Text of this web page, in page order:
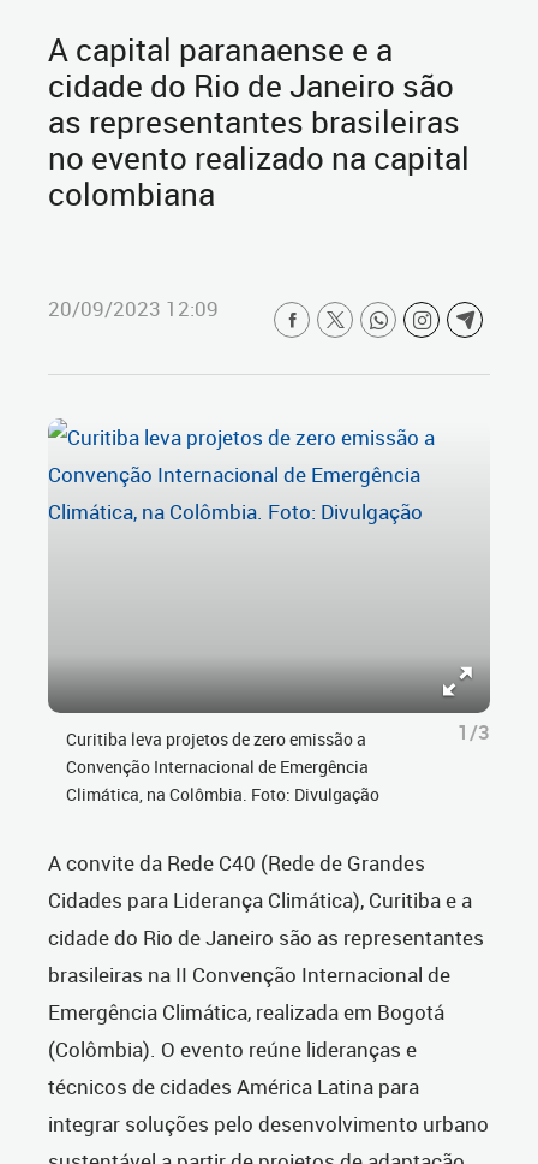
A capital paranaense e a
cidade do Rio de Janeiro são
as representantes brasileiras
no evento realizado na capital
colombiana
20/09/2023 12:09
Curitiba leva projetos de zero emissão a
Convenção Internacional de Emergência
Climática, na Colômbia. Foto: Divulgação
1/3
A convite da Rede C40 (Rede de Grandes
Cidades para Liderança Climática), Curitiba e a
cidade do Rio de Janeiro são as representantes
brasileiras na II Convenção Internacional de
Emergência Climática, realizada em Bogotá
(Colômbia). O evento reúne lideranças e
técnicos de cidades América Latina para
integrar soluções pelo desenvolvimento urbano